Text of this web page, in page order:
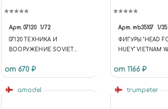
Арт. 07120 1/72
07120 ТЕХНИКА И
ВООРУЖЕНИЕ SOVIET
TRACTOR
от 670 ₽
Арт. mb35107 1/35
ФИГУРЫ "HEAD
HUEY" VIETNAM
от 1166 ₽
amodel trumpeter